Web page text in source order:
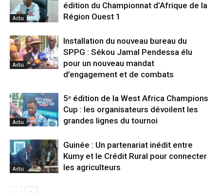
Actu
édition du Championnat d’Afrique de la
Région Ouest 1
Actu
Installation du nouveau bureau du
SPPG : Sékou Jamal Pendessa élu
pour un nouveau mandat
d’engagement et de combats
Actu
5ᵉ édition de la West Africa Champions
Cup : les organisateurs dévoilent les
grandes lignes du tournoi
Actu
Guinée : Un partenariat inédit entre
Kumy et le Crédit Rural pour connecter
les agriculteurs